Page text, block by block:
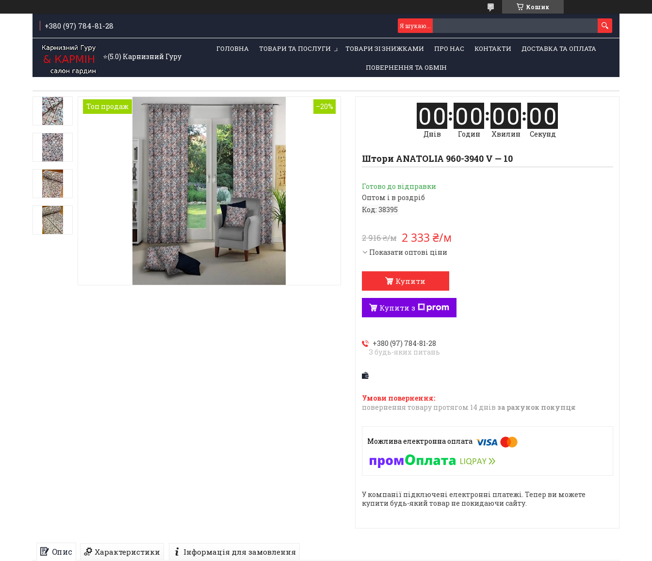
Кошик
+380 (97) 784-81-28
⭐️(5.0) Карнизний Гуру
ГОЛОВНА ТОВАРИ ТА ПОСЛУГИ ТОВАРИ ЗІ ЗНИЖКАМИ ПРО НАС КОНТАКТИ ДОСТАВКА ТА ОПЛАТА
ПОВЕРНЕННЯ ТА ОБМІН
Топ продаж –20% 00
Днів
00
Годин
00
Хвилин
00
Секунд
Штори ANATOLIA 960-3940 V — 10
Готово до відправки
Оптом і в роздріб
Код: 38395
2 916 ₴/м 2 333 ₴/м
Показати оптові ціни
Купити
Купити з
+380 (97) 784-81-28
З будь-яких питань
повернення товару протягом 14 днів за рахунок покупця
У компанії підключені електронні платежі. Тепер ви можете
купити будь-який товар не покидаючи сайту.
Опис Характеристики Інформація для замовлення